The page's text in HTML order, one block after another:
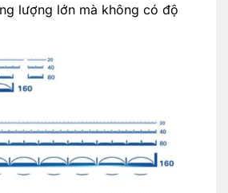
lượng lớn mà không có độ